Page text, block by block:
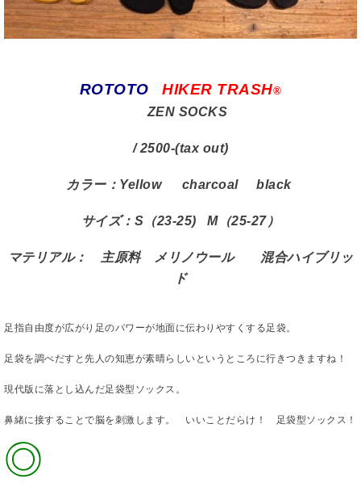
ROTOTO HIKER TRASH®
ZEN SOCKS
/ 2500-(tax out)
カラー：Yellow charcoal black
サイズ：S（23-25) M（25-27）
マテリアル： 主原料 メリノウール 混合ハイブリッ
ド
足指自由度が広がり足のパワーが地面に伝わりやすくする足袋。
足袋を調べだすと先人の知恵が素晴らしいというところに行きつきますね！
現代版に落とし込んだ足袋型ソックス。
鼻緒に接することで脳を刺激します。 いいことだらけ！ 足袋型ソックス！
◎